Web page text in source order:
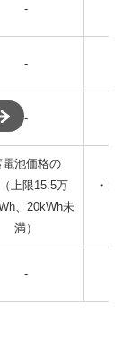
-
-
-
電池価格の
上限15.5万
、20kWh未
満）
・
-